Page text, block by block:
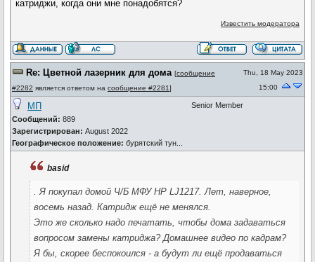
катриджи, когда они мне понадобятся?
Известить модератора
Re: Цветной лазерник для дома [сообщение
#2282 является ответом на сообщение #2281]
Thu, 18 May 2023
15:00
МП
Сообщений: 889
Зарегистрирован: August 2022
Географическое положение: бурятский тун...
Senior Member
basid
. Я покупал домой Ч/Б МФУ HP LJ1217. Лет, наверное,
восемь назад. Катридж ещё не менялся.
Это же сколько надо печатать, чтобы дома задаваться
вопросом замены катриджа? Домашнее видео по кадрам?
Я бы, скорее беспокоился - а будут ли ещё продаваться